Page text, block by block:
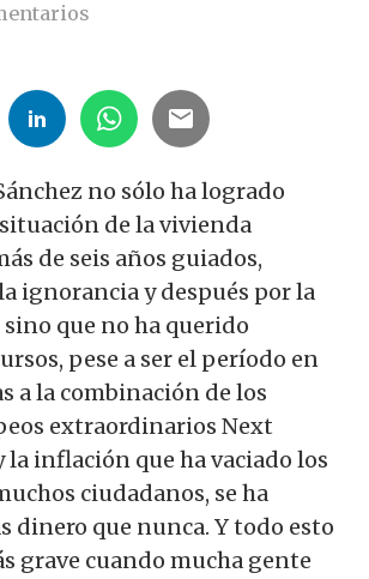
no sólo ha logrado
de la vivienda
de seis años guiados,
ignorancia y después por la
que no ha querido
pese a ser el período en
a la combinación de los
extraordinarios Next
la inflación que ha vaciado los
ciudadanos, se ha
dinero que nunca. Y todo esto
grave cuando mucha gente